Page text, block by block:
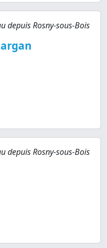
depuis Rosny-sous-Bois
depuis Rosny-sous-Bois